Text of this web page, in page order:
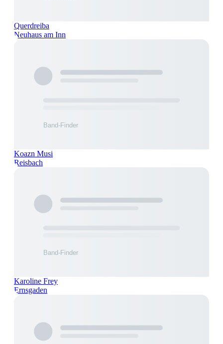
Querdreiba
Neuhaus am Inn
Koazn Musi
Reisbach
Karoline Frey
Ernsgaden